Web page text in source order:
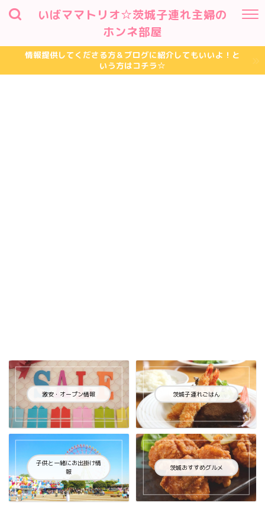
いばママトリオ☆茨城子連れ主婦の
ホンネ部屋
情報提供してくださる方＆ブログに紹介してもいいよ！と
いう方はコチラ☆
激安・オープン情報 茨城子連れごはん
子供と一緒にお出掛け情
報
茨城おすすめグルメ